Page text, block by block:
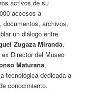
activos de su
accesos a
archivos,
un diálogo entre
Zugaza Miranda,
Director del Museo
Maturana,
tecnológica dedicada a
conocimiento.